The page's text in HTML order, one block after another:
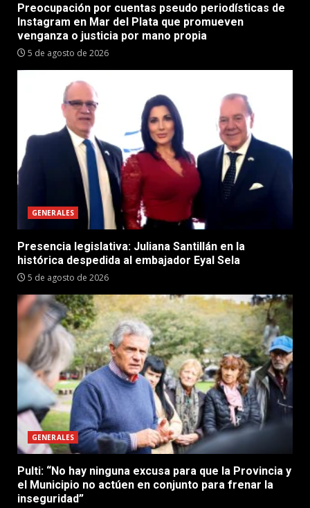
Preocupación por cuentas pseudo periodísticas de
Instagram en Mar del Plata que promueven
venganza o justicia por mano propia
5 de agosto de 2026
GENERALES
Presencia legislativa: Juliana Santillán en la
histórica despedida al embajador Eyal Sela
5 de agosto de 2026
GENERALES
Pulti: “No hay ninguna excusa para que la Provincia y
el Municipio no actúen en conjunto para frenar la
inseguridad”